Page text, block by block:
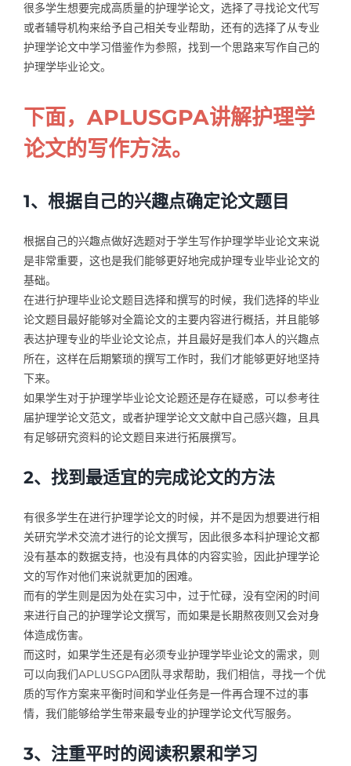
很多学生想要完成高质量的护理学论文，选择了寻找论文代写
或者辅导机构来给予自己相关专业帮助，还有的选择了从专业
护理学论文中学习借鉴作为参照，找到一个思路来写作自己的
护理学毕业论文。
下面，APLUSGPA讲解护理学
论文的写作方法。
1、根据自己的兴趣点确定论文题目
根据自己的兴趣点做好选题对于学生写作护理学毕业论文来说
是非常重要，这也是我们能够更好地完成护理专业毕业论文的
基础。
在进行护理毕业论文题目选择和撰写的时候，我们选择的毕业
论文题目最好能够对全篇论文的主要内容进行概括，并且能够
表达护理专业的毕业论文论点，并且最好是我们本人的兴趣点
所在，这样在后期繁琐的撰写工作时，我们才能够更好地坚持
下来。
如果学生对于护理学毕业论文论题还是存在疑惑，可以参考往
届护理学论文范文，或者护理学论文文献中自己感兴趣，且具
有足够研究资料的论文题目来进行拓展撰写。
2、找到最适宜的完成论文的方法
有很多学生在进行护理学论文的时候，并不是因为想要进行相
关研究学术交流才进行的论文撰写，因此很多本科护理论文都
没有基本的数据支持，也没有具体的内容实验，因此护理学论
文的写作对他们来说就更加的困难。
而有的学生则是因为处在实习中，过于忙碌，没有空闲的时间
来进行自己的护理学论文撰写，而如果是长期熬夜则又会对身
体造成伤害。
而这时，如果学生还是有必须专业护理学毕业论文的需求，则
可以向我们APLUSGPA团队寻求帮助，我们相信，寻找一个优
质的写作方案来平衡时间和学业任务是一件再合理不过的事
情，我们能够给学生带来最专业的护理学论文代写服务。
3、注重平时的阅读积累和学习